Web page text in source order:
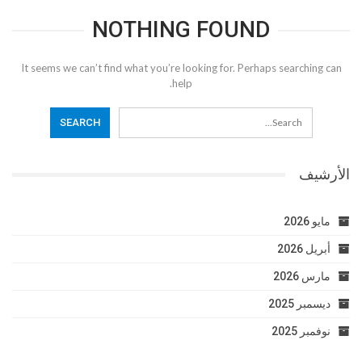
NOTHING FOUND
It seems we can’t find what you’re looking for. Perhaps searching can
help.
الأرشيف
مايو 2026
أبريل 2026
مارس 2026
ديسمبر 2025
نوفمبر 2025